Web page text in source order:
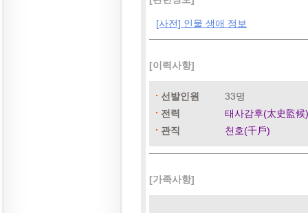
[사전] 인물 생애 정보
[이력사항]
선발인원
33명
전력
태사감후(太史監候)
관직
천호(千戶)
[가족사항]